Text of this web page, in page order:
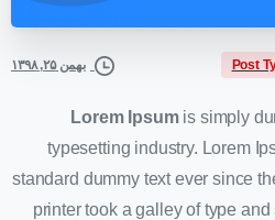
Post بهمن ۲۵, ۱۳۹۸
Lorem Ipsumis simply
typesetting industry. Lorem
standard dummy text ever since
printer took a galley of type